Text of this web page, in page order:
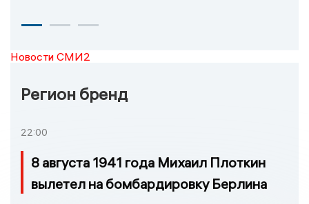
Новости СМИ2
Регион бренд
22:00
8 августа 1941 года Михаил Плоткин
вылетел на бомбардировку Берлина